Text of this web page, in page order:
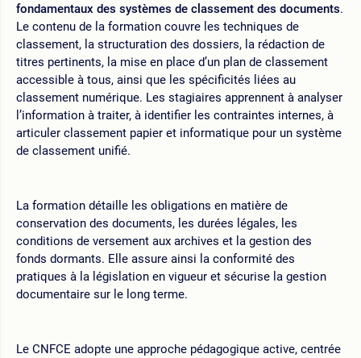
fondamentaux des systèmes de classement des documents.
Le contenu de la formation couvre les techniques de
classement, la structuration des dossiers, la rédaction de
titres pertinents, la mise en place d’un plan de classement
accessible à tous, ainsi que les spécificités liées au
classement numérique. Les stagiaires apprennent à analyser
l’information à traiter, à identifier les contraintes internes, à
articuler classement papier et informatique pour un système
de classement unifié.
La formation détaille les obligations en matière de
conservation des documents, les durées légales, les
conditions de versement aux archives et la gestion des
fonds dormants. Elle assure ainsi la conformité des
pratiques à la législation en vigueur et sécurise la gestion
documentaire sur le long terme.
Le CNFCE adopte une approche pédagogique active, centrée